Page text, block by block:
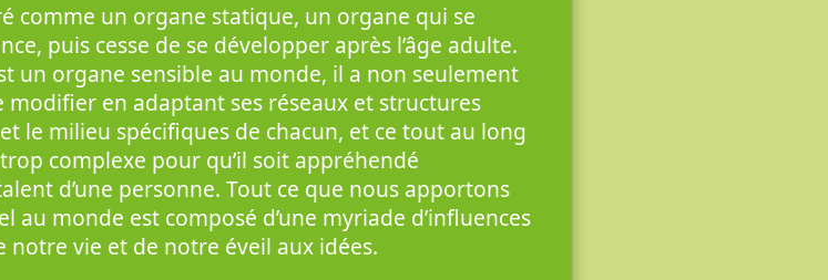
comme un organe statique, un organe qui se
puis cesse de se développer après l’âge adulte.
un organe sensible au monde, il a non seulement
modifier en adaptant ses réseaux et structures
le milieu spécifiques de chacun, et ce tout au long
complexe pour qu’il soit appréhendé
d’une personne. Tout ce que nous apportons
monde est composé d’une myriade d’influences
notre vie et de notre éveil aux idées.